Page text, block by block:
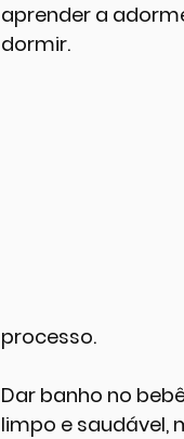
aprender a
dormir.
processo.
Dar banho no
limpo e